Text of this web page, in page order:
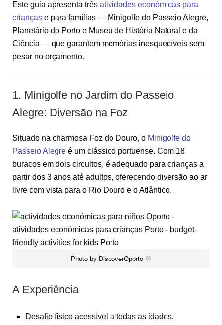
Este guia apresenta três atividades económicas para
crianças e para famílias — Minigolfe do Passeio Alegre,
Planetário do Porto e Museu de História Natural e da
Ciência — que garantem memórias inesquecíveis sem
pesar no orçamento.
1. Minigolfe no Jardim do Passeio
Alegre: Diversão na Foz
Situado na charmosa Foz do Douro, o Minigolfe do
Passeio Alegre é um clássico portuense. Com 18
buracos em dois circuitos, é adequado para crianças a
partir dos 3 anos até adultos, oferecendo diversão ao ar
livre com vista para o Rio Douro e o Atlântico.
Photo by DiscoverOporto
A Experiência
Desafio físico acessível a todas as idades.